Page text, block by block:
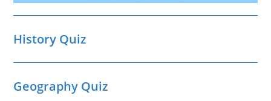
History Quiz
Geography Quiz